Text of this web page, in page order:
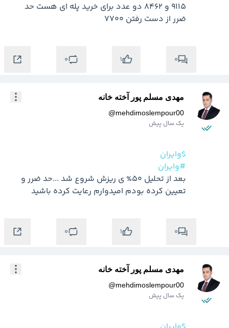
ضرر از دست رفتن 7700
0
1
0
مهدی مسلم پور آخته خانه
@mehdimoslempour00
یک سال پیش
$وایران
#وایران
تعیین کرده بودم امیدوارم رعایت کرده باشید
0
1
0
مهدی مسلم پور آخته خانه
@mehdimoslempour00
یک سال پیش